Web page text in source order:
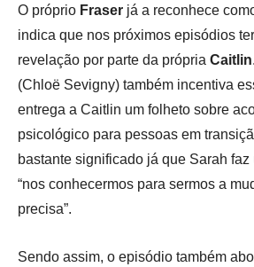
O próprio Fraser já a reconhece
indica que nos próximos episódios
revelação por parte da própria Caitlin
(Chloë Sevigny) também incentiva
entrega a Caitlin um folheto sobre
psicológico para pessoas em
bastante significado já que Sarah
“nos conhecermos para sermos a
precisa”.
Sendo assim, o episódio também